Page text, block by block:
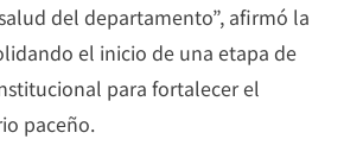
del departamento”, afirmó la
el inicio de una etapa de
para fortalecer el
paceño.